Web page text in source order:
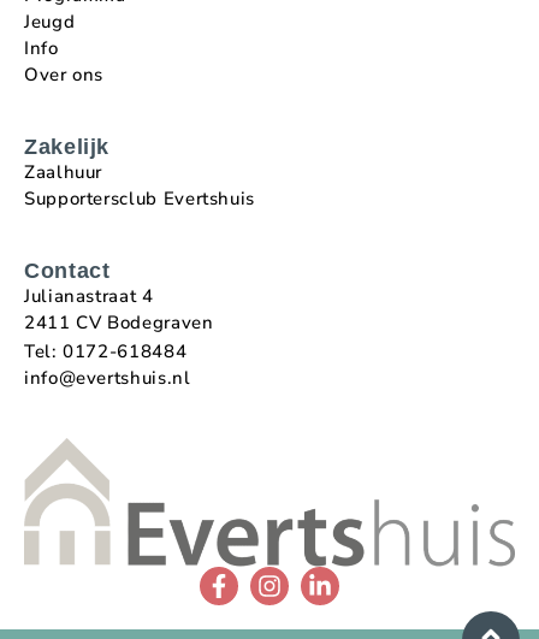
Jeugd
Info
Over ons
Zakelijk
Zaalhuur
Supportersclub Evertshuis
Contact
Julianastraat 4
2411 CV Bodegraven
Tel: 0172-618484
info@evertshuis.nl